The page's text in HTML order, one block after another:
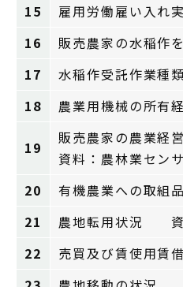
15
雇用労働雇い入
16
販売農家の水稲
17
水稲作受託作業
18
農業用機械の所
19
販売農家の農業経
資料：農林業セン
20
有機農業への取
21
農地転用状況 資
22
売買及び賃使用